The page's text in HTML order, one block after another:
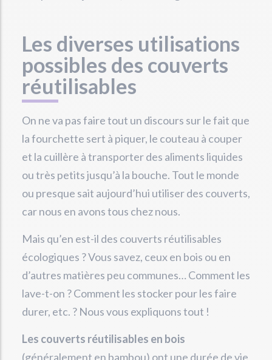
Les diverses utilisations
possibles des couverts
réutilisables
On ne va pas faire tout un discours sur le fait que
la fourchette sert à piquer, le couteau à couper
et la cuillère à transporter des aliments liquides
ou très petits jusqu’à la bouche. Tout le monde
ou presque sait aujourd’hui utiliser des couverts,
car nous en avons tous chez nous.
Mais qu’en est-il des couverts réutilisables
écologiques ? Vous savez, ceux en bois ou en
d’autres matières peu communes… Comment les
lave-t-on ? Comment les stocker pour les faire
durer, etc. ? Nous vous expliquons tout !
Les couverts réutilisables en bois
(généralement en bambou) ont une durée de vie